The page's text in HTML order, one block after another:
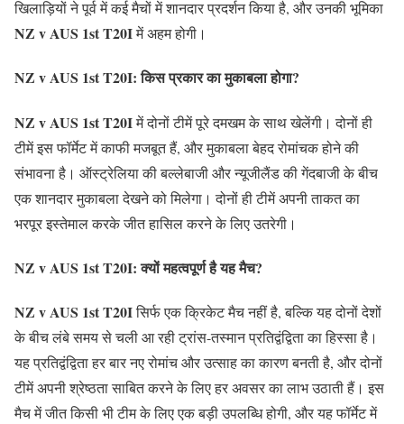
खिलाड़ियों ने पूर्व में कई मैचों में शानदार प्रदर्शन किया है, और उनकी भूमिका
NZ v AUS 1st T20Iमें अहम होगी।
NZ v AUS 1st T20I: किस प्रकार का मुकाबला होगा?
NZ v AUS 1st T20Iमें दोनों टीमें पूरे दमखम के साथ खेलेंगी। दोनों ही
टीमें इस फॉर्मेट में काफी मजबूत हैं, और मुकाबला बेहद रोमांचक होने की
संभावना है। ऑस्ट्रेलिया की बल्लेबाजी और न्यूजीलैंड की गेंदबाजी के बीच
एक शानदार मुकाबला देखने को मिलेगा। दोनों ही टीमें अपनी ताकत का
भरपूर इस्तेमाल करके जीत हासिल करने के लिए उतरेगी।
NZ v AUS 1st T20I: क्यों महत्वपूर्ण है यह मैच?
NZ v AUS 1st T20Iसिर्फ एक क्रिकेट मैच नहीं है, बल्कि यह दोनों देशों
के बीच लंबे समय से चली आ रही ट्रांस-तस्मान प्रतिद्वंद्विता का हिस्सा है।
यह प्रतिद्वंद्विता हर बार नए रोमांच और उत्साह का कारण बनती है, और दोनों
टीमें अपनी श्रेष्ठता साबित करने के लिए हर अवसर का लाभ उठाती हैं। इस
मैच में जीत किसी भी टीम के लिए एक बड़ी उपलब्धि होगी, और यह फॉर्मेट में